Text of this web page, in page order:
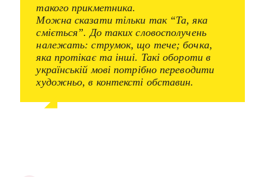
такого прикметника.
Можна сказати тільки так “Та, яка
сміється”. До таких словосполучень
належать: струмок, що тече; бочка,
яка протікає та інші. Такі обороти в
українській мові потрібно переводити
художньо, в контексті обставин.